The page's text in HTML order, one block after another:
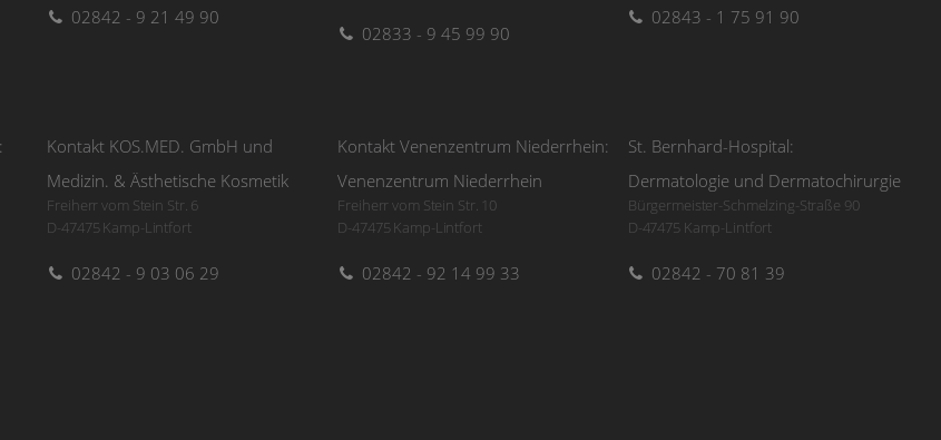
02842 - 9 21 49 90
02833 - 9 45 99 90
02843 - 1 75 91 90
Kontakt KOS.MED. GmbH und
Medizin. & Ästhetische Kosmetik
Freiherr vom Stein Str. 6
D-47475 Kamp-Lintfort
02842 - 9 03 06 29
Kontakt Venenzentrum Niederrhein:
Venenzentrum Niederrhein
Freiherr vom Stein Str. 10
D-47475 Kamp-Lintfort
02842 - 92 14 99 33
St. Bernhard-Hospital:
Dermatologie und Dermatochirurgie
Bürgermeister-Schmelzing-Straße 90
D-47475 Kamp-Lintfort
02842 - 70 81 39